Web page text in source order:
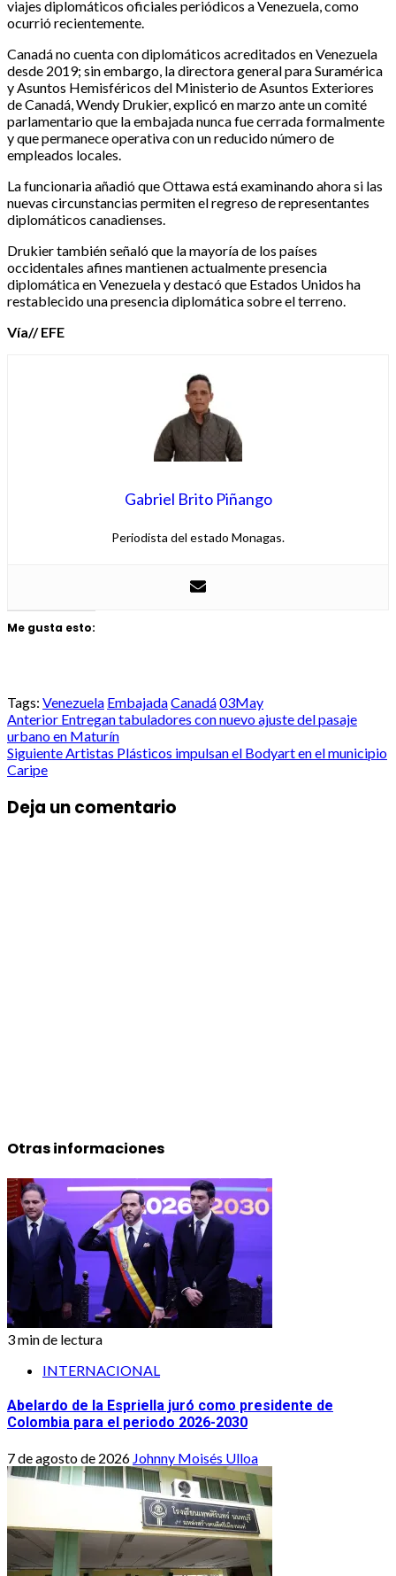
viajes diplomáticos oficiales periódicos a Venezuela, como
ocurrió recientemente.
Canadá no cuenta con diplomáticos acreditados en Venezuela
desde 2019; sin embargo, la directora general para Suramérica
y Asuntos Hemisféricos del Ministerio de Asuntos Exteriores
de Canadá, Wendy Drukier, explicó en marzo ante un comité
parlamentario que la embajada nunca fue cerrada formalmente
y que permanece operativa con un reducido número de
empleados locales.
La funcionaria añadió que Ottawa está examinando ahora si las
nuevas circunstancias permiten el regreso de representantes
diplomáticos canadienses.
Drukier también señaló que la mayoría de los países
occidentales afines mantienen actualmente presencia
diplomática en Venezuela y destacó que Estados Unidos ha
restablecido una presencia diplomática sobre el terreno.
Vía// EFE
Gabriel Brito Piñango
Periodista del estado Monagas.
Me gusta esto:
Tags: Venezuela EmbajadaCanadá03May
Post
navigation
Anterior Entregan tabuladores con nuevo ajuste del pasaje
urbano en Maturín
SiguienteArtistas Plásticos impulsan el Bodyart en el municipio
Caripe
Deja un comentario
Otras informaciones
3 min de lectura
INTERNACIONAL
Abelardo de la Espriella juró como presidente de
Colombia para el periodo 2026-2030
7 de agosto de 2026 Johnny Moisés Ulloa